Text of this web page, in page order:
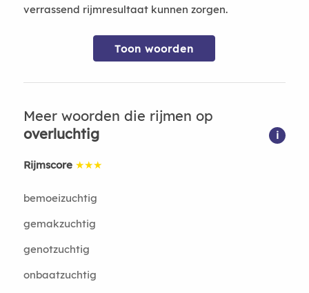
verrassend rijmresultaat kunnen zorgen.
Toon woorden
Meer woorden die rijmen op
overluchtig
i
Rijmscore ★★★
bemoeizuchtig
gemakzuchtig
genotzuchtig
onbaatzuchtig